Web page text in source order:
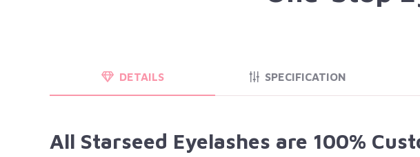
DETAILS SPECIFICATION
All Starseed Eyelashes are 100%